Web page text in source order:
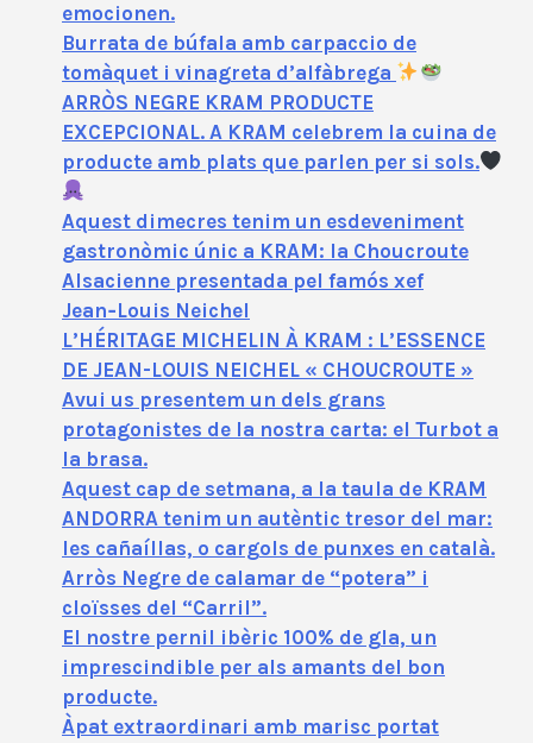
emocionen.
Burrata de búfala amb carpaccio de
tomàquet i vinagreta d’alfàbrega
ARRÒS NEGRE KRAM PRODUCTE
EXCEPCIONAL. A KRAM celebrem la cuina de
producte amb plats que parlen per si sols.
Aquest dimecres tenim un esdeveniment
gastronòmic únic a KRAM: la Choucroute
Alsacienne presentada pel famós xef
Jean‑Louis Neichel
L’HÉRITAGE MICHELIN À KRAM : L’ESSENCE
DE JEAN-LOUIS NEICHEL « CHOUCROUTE »
Avui us presentem un dels grans
protagonistes de la nostra carta: el Turbot a
la brasa.
Aquest cap de setmana, a la taula de KRAM
ANDORRA tenim un autèntic tresor del mar:
les cañaíllas, o cargols de punxes en català.
Arròs Negre de calamar de “potera” i
cloïsses del “Carril”.
El nostre pernil ibèric 100% de gla, un
imprescindible per als amants del bon
producte.
Àpat extraordinari amb marisc portat